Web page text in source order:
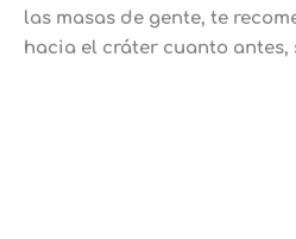
las masas de gente, te
hacia el cráter cuanto antes,